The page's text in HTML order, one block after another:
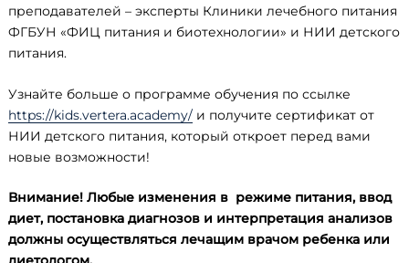
преподавателей – эксперты Клиники лечебного питания
ФГБУН «ФИЦ питания и биотехнологии» и НИИ детского
питания.
Узнайте больше о программе обучения по ссылке
https://kids.vertera.academy/ и получите сертификат от
НИИ детского питания, который откроет перед вами
новые возможности!
Внимание! Любые изменения в режиме питания, ввод
диет, постановка диагнозов и интерпретация анализов
должны осуществляться лечащим врачом ребенка или